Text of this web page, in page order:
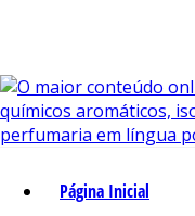
Página Inicial